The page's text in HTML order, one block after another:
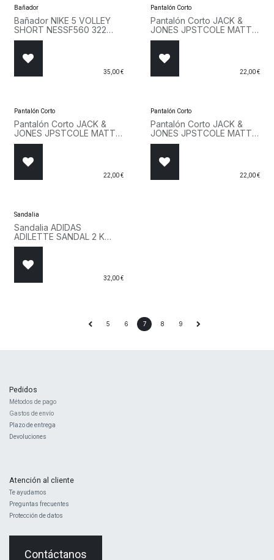
Bañador
Bañador NIKE 5 VOLLEY
SHORT NESSF560 322
Verde
35,00€
Pantalón Corto
Pantalón Corto JACK &
JONES JPSTCOLE MATTY
CARGO SHORT MID
22,00€
Pantalón Corto
Pantalón Corto JACK &
JONES JPSTCOLE MATTY
CARGO SHORT MID
22,00€
Pantalón Corto
Pantalón Corto JACK &
JONES JPSTCOLE MATTY
CARGO SHORT MID
22,00€
Sandalia
Sandalia ADIDAS
ADILETTE SANDAL 2 K
KJ8679 Verde
32,00€
5 6 7 8 9
Pedidos
Métodos de pago
Gastos de envío
Plazo de entrega
Devoluciones
Atención al cliente
Te ayudamos
Preguntas frecuentes
Protección de datos
Contáctanos